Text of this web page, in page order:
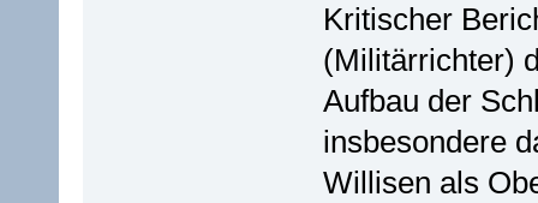
Kritischer
(Militärrichter)
Aufbau der
insbesondere
Willisen als